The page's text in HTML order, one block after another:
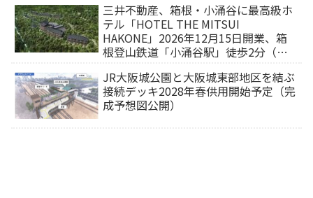
三井不動産、箱根・小涌谷に最高級ホ
テル「HOTEL THE MITSUI
HAKONE」2026年12月15日開業、箱
根登山鉄道「小涌谷駅」徒歩2分（旅
JR大阪城公園と大阪城東部地区を結ぶ
接続デッキ2028年春供用開始予定（完
成予想図公開）